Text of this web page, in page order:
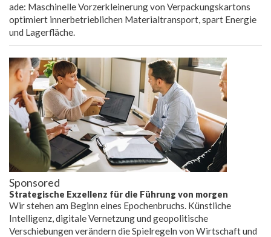
ade: Maschinelle Vorzerkleinerung von Verpackungskartons
optimiert innerbetrieblichen Materialtransport, spart Energie
und Lagerfläche.
Strategische Exzellenz für die Führung von morgen
Sponsored
Wir stehen am Beginn eines Epochenbruchs. Künstliche
Intelligenz, digitale Vernetzung und geopolitische
Verschiebungen verändern die Spielregeln von Wirtschaft und